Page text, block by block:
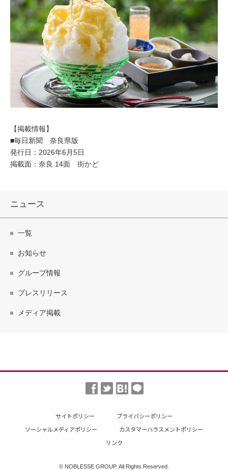
【掲載情報】
■毎日新聞 奈良県版
発行日：2026年6月5日
掲載面：奈良 14面 街かど
ニュース
一覧
お知らせ
グループ情報
プレスリリース
メディア掲載
サイトポリシー
プライバシーポリシー
ソーシャルメディアポリシー
カスタマーハラスメントポリシー
リンク
© NOBLESSE GROUP. All Rights Reserved.